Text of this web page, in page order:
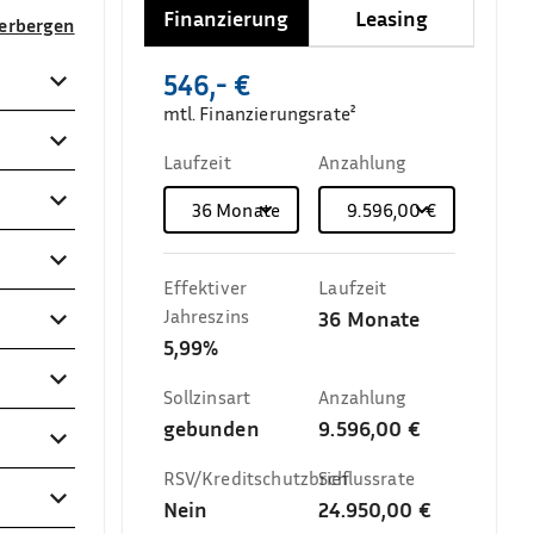
Finanzierung Leasing
546,- €
mtl. Finanzierungsrate²
Laufzeit
36Monate
Anzahlung
9.596,00 €
Effektiver
Jahreszins
5,99%
Laufzeit
36 Monate
Sollzinsart
gebunden
Anzahlung
9.596,00 €
RSV/Kreditschutzbrief
Nein
Schlussrate
24.950,00 €